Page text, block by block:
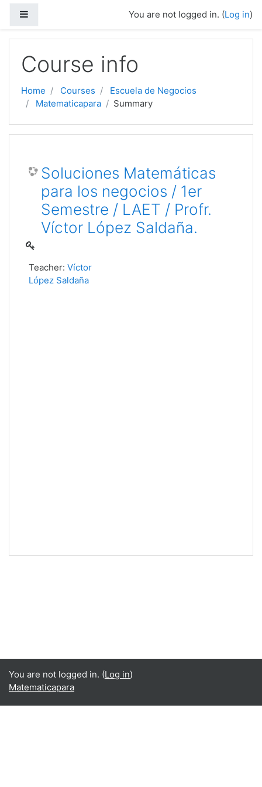
You are not logged in. (Log in)
Course info
Home Courses
Escuela de Negocios
Matematicapara
Summary
Soluciones Matemáticas
para los negocios / 1er
Semestre / LAET / Profr.
Víctor López Saldaña.
Teacher: Víctor
López Saldaña
You are not logged in. (Log in)
Matematicapara
English ‎(en)‎